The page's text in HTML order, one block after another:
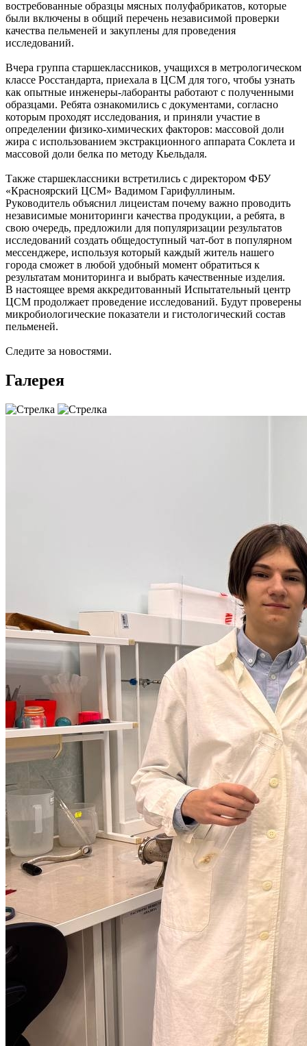
востребованные образцы мясных полуфабрикатов, которые
были включены в общий перечень независимой проверки
качества пельменей и закуплены для проведения
исследований.
Вчера группа старшеклассников, учащихся в метрологическом
классе Росстандарта, приехала в ЦСМ для того, чтобы узнать
как опытные инженеры-лаборанты работают с полученными
образцами. Ребята ознакомились с документами, согласно
которым проходят исследования, и приняли участие в
определении физико-химических факторов: массовой доли
жира с использованием экстракционного аппарата Соклета и
массовой доли белка по методу Кьельдаля.
Также старшеклассники встретились с директором ФБУ
«Красноярский ЦСМ» Вадимом Гарифуллиным.
Руководитель объяснил лицеистам почему важно проводить
независимые мониторинги качества продукции, а ребята, в
свою очередь, предложили для популяризации результатов
исследований создать общедоступный чат-бот в популярном
мессенджере, используя который каждый житель нашего
города сможет в любой удобный момент обратиться к
результатам мониторинга и выбрать качественные изделия.
В настоящее время аккредитованный Испытательный центр
ЦСМ продолжает проведение исследований. Будут проверены
микробиологические показатели и гистологический состав
пельменей.
Следите за новостями.
Галерея